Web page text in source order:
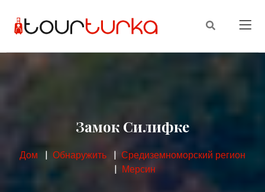
Замок Силифке
Дом Обнаружить
Средиземноморский регион
Мерсин